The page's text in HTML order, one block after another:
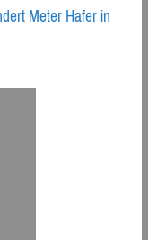
Meter Hafer in